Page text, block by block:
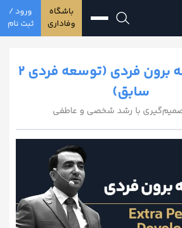
باشگاه
وفاداری
ورود /
ثبت نام
دوره توسعه برون فردی (توسعه فردی 2
سابق)
با رشد شخصی و عاطفی